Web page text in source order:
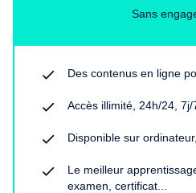
Sans
Des contenus en ligne
Accès illimité, 24h/24, 7j/
Disponible sur
Le meilleur
examen, certificat...